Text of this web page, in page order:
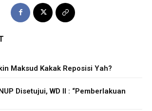
Maksud Kakak Reposisi Yah?
Disetujui, WD II : “Pemberlakuan